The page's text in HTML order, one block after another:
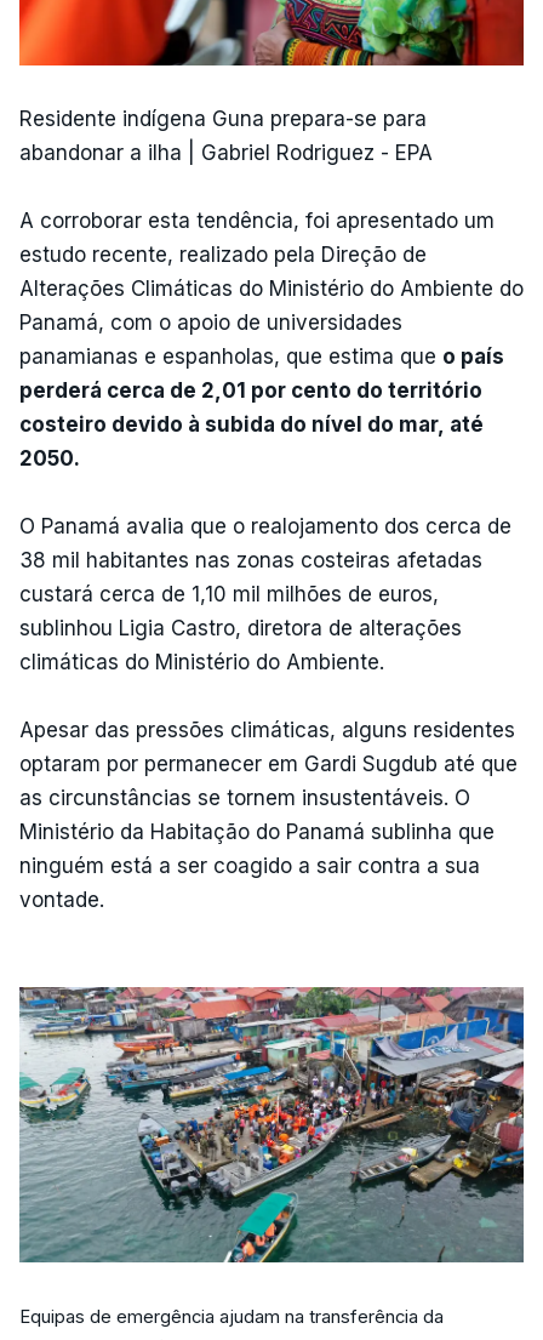
Residente indígena Guna prepara-se para
abandonar a ilha | Gabriel Rodriguez - EPA
A corroborar esta tendência, foi apresentado um
estudo recente, realizado pela Direção de
Alterações Climáticas do Ministério do Ambiente do
Panamá, com o apoio de universidades
panamianas e espanholas, que estima que o país
perderá cerca de 2,01 por cento do território
costeiro devido à subida do nível do mar, até
2050.
O Panamá avalia que o realojamento dos cerca de
38 mil habitantes nas zonas costeiras afetadas
custará cerca de 1,10 mil milhões de euros,
sublinhou Ligia Castro, diretora de alterações
climáticas do Ministério do Ambiente.
Apesar das pressões climáticas, alguns residentes
optaram por permanecer em Gardi Sugdub até que
as circunstâncias se tornem insustentáveis. O
Ministério da Habitação do Panamá sublinha que
ninguém está a ser coagido a sair contra a sua
vontade.
Equipas de emergência ajudam na transferência da